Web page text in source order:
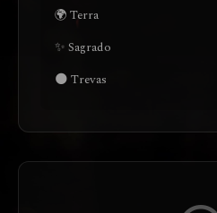
🌍 Terra
✨ Sagrado
🌑 Trevas